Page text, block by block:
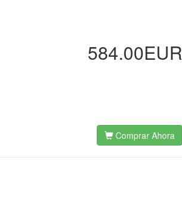
584.00EUR
Comprar Ahora